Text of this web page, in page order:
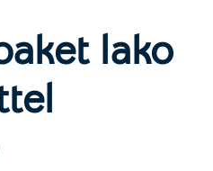
lako